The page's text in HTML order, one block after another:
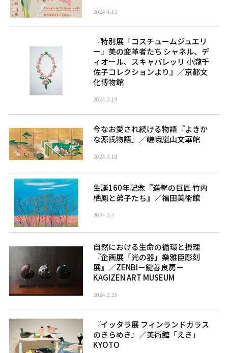
2024.4.12
『特別展「コスチュームジュエリ
ー」美の変革者たち シャネル、デ
ィオール、スキャパレッリ 小瀧千
佐子コレクションより』／京都文
化博物館
2024.3.19
今なお愛され続ける物語『よきか
な源氏物語』／嵯峨嵐山文華館
2024.3.18
生誕160年記念『進撃の巨匠 竹内
栖鳳と弟子たち』／福田美術館
2024.3.4
自然における生命の循環と摂理
『企画展「光の器」樂雅臣彫刻
展』／ZENBI－鍵善良房－
KAGIZEN ART MUSEUM
2024.2.25
『イッタラ展 フィンランドガラス
のきらめき』／美術館「えき」
KYOTO